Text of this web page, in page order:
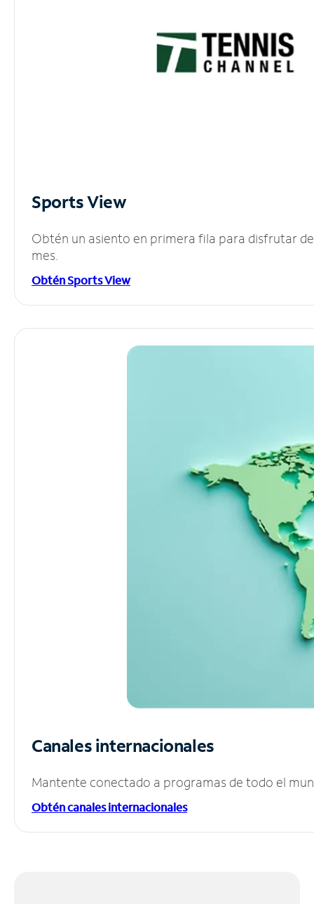
Sports View
Obtén un asiento en primera fila para disfrutar
mes.
Obtén Sports View
Canales internacionales
Mantente conectado a programas de todo el
Obtén canales internacionales